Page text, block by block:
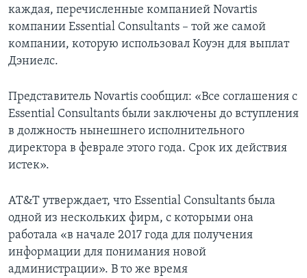
каждая, перечисленные компанией Novartis
компании Essential Consultants – той же самой
компании, которую использовал Коуэн для выплат
Дэниелс.
Представитель Novartis сообщил: «Все соглашения с
Essential Consultants были заключены до вступления
в должность нынешнего исполнительного
директора в феврале этого года. Срок их действия
истек».
AT&T утверждает, что Essential Consultants была
одной из нескольких фирм, с которыми она
работала «в начале 2017 года для получения
информации для понимания новой
администрации». В то же время